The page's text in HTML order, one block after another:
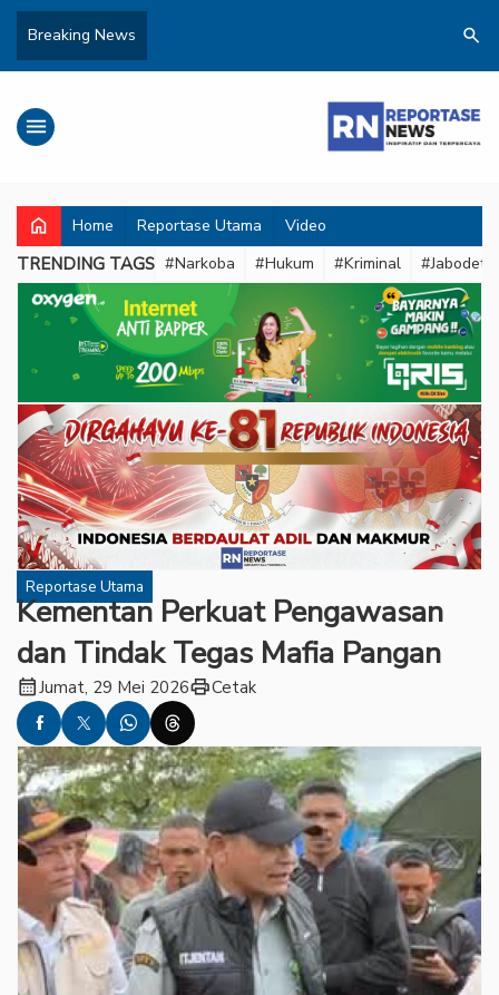
Breaking News search
menu
home Home Reportase Utama Video
TRENDING TAGS #Narkoba #Hukum #Kriminal
Reportase Utama
Kementan Perkuat Pengawasan
dan Tindak Tegas Mafia Pangan
calendar_monthJumat, 29 Mei 2026printCetak